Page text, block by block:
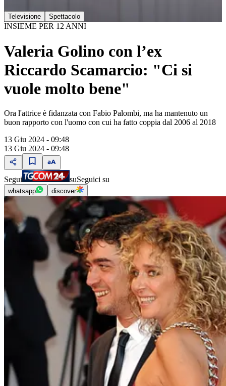
Televisione Spettacolo
INSIEME PER 12 ANNI
Valeria Golino con l’ex
Riccardo Scamarcio: "Ci si
vuole molto bene"
Ora l'attrice è fidanzata con Fabio Palombi, ma ha mantenuto un
buon rapporto con l'uomo con cui ha fatto coppia dal 2006 al 2018
13 Giu 2024 - 09:48
13 Giu 2024 - 09:48
Segui suSeguici su
whatsapp discover